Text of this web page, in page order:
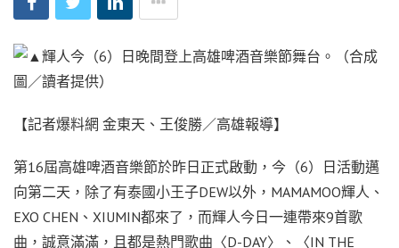
【記者爆料網 金東天、王俊勝／高雄報導】
第16屆高雄啤酒音樂節於昨日正式啟動，今（6）日活動邁
向第二天，除了有泰國小王子DEW以外，MAMAMOO輝人、
EXO CHEN、XIUMIN都來了，而輝人今日一連帶來9首歌
曲，誠意滿滿，且都是熱門歌曲〈D-DAY〉、〈IN THE